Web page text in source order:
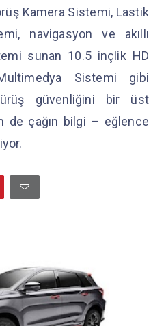
Kamera Sistemi, Lastik
navigasyon ve akıllı
sunan 10.5 inçlik HD
Sistemi gibi
güvenliğini bir üst
de çağın bilgi – eğlence